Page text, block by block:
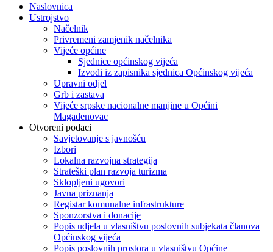
Naslovnica
Ustrojstvo
Načelnik
Privremeni zamjenik načelnika
Vijeće općine
Sjednice općinskog vijeća
Izvodi iz zapisnika sjednica Općinskog vijeća
Upravni odjel
Grb i zastava
Vijeće srpske nacionalne manjine u Općini
Magadenovac
Otvoreni podaci
Savjetovanje s javnošću
Izbori
Lokalna razvojna strategija
Strateški plan razvoja turizma
Sklopljeni ugovori
Javna priznanja
Registar komunalne infrastrukture
Sponzorstva i donacije
Popis udjela u vlasništvu poslovnih subjekata članova
Općinskog vijeća
Popis poslovnih prostora u vlasništvu Općine